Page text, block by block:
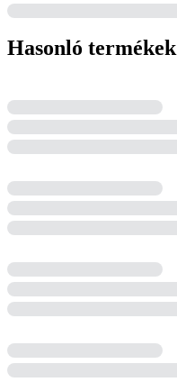
Hasonló termékek